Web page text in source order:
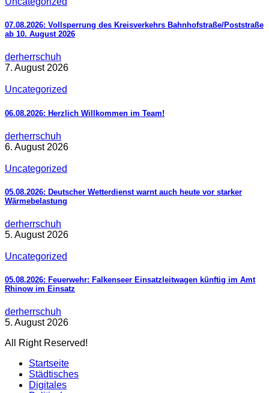
07.08.2026: Vollsperrung des Kreisverkehrs Bahnhofstraße/Poststraße
ab 10. August 2026
derherrschuh
7. August 2026
Uncategorized
06.08.2026: Herzlich Willkommen im Team!
derherrschuh
6. August 2026
Uncategorized
05.08.2026: Deutscher Wetterdienst warnt auch heute vor starker
Wärmebelastung
derherrschuh
5. August 2026
Uncategorized
05.08.2026: Feuerwehr: Falkenseer Einsatzleitwagen künftig im Amt
Rhinow im Einsatz
derherrschuh
5. August 2026
All Right Reserved!
Startseite
Städtisches
Digitales